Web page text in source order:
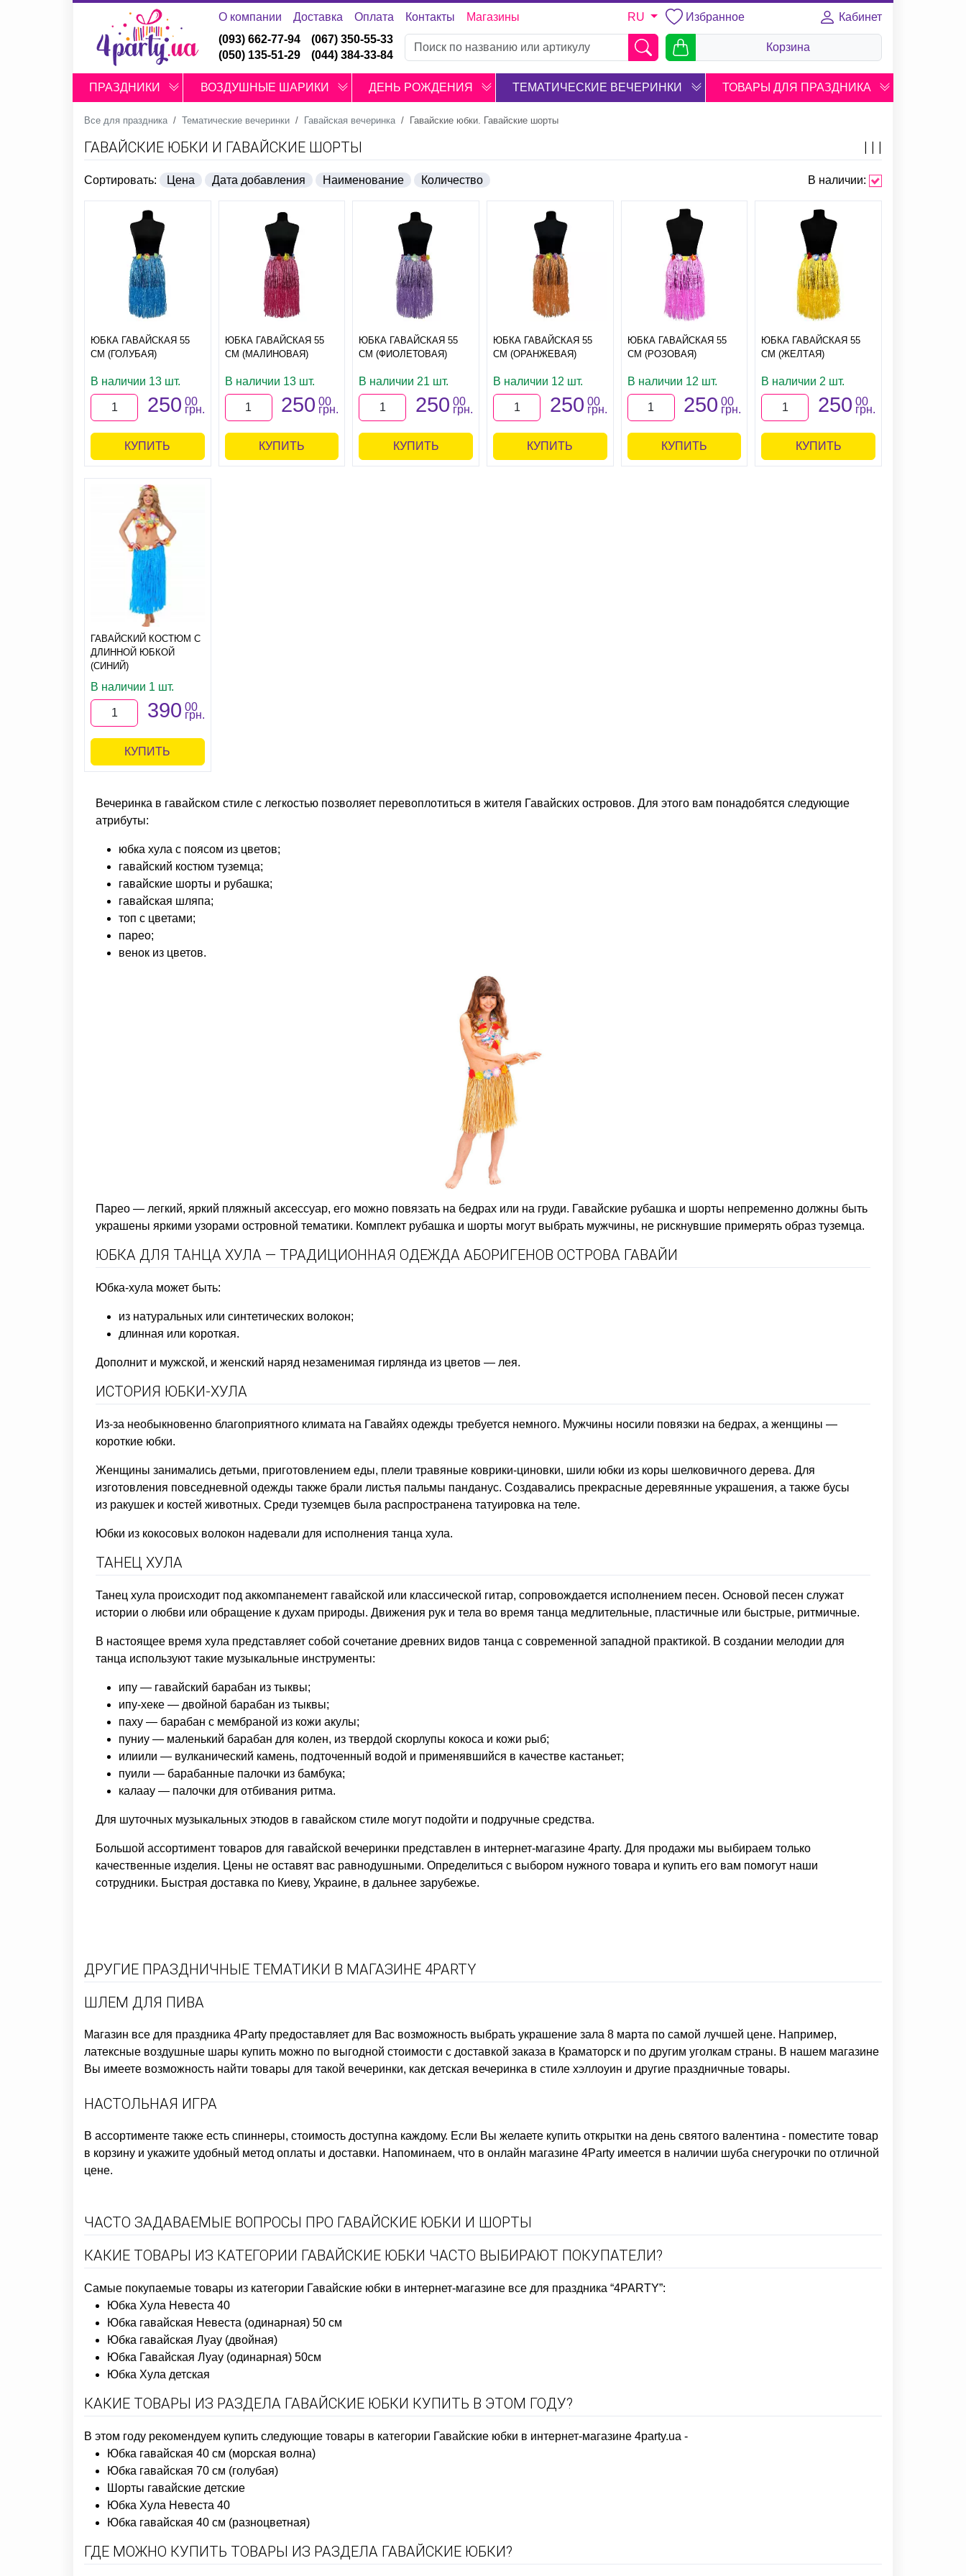
О компании Доставка Оплата Контакты Магазины RU Избранное
Кабинет
(093) 662-77-94
(050) 135-51-29
(067) 350-55-33
(044) 384-33-84
Корзина
ПРАЗДНИКИ ВОЗДУШНЫЕ ШАРИКИ ДЕНЬ РОЖДЕНИЯ ТЕМАТИЧЕСКИЕ ВЕЧЕРИНКИ ТОВАРЫ ДЛЯ ПРАЗДНИКА
Все для праздника Тематические вечеринки Гавайская вечеринка Гавайские юбки. Гавайские шорты
ГАВАЙСКИЕ ЮБКИ И ГАВАЙСКИЕ ШОРТЫ
Сортировать: Цена Дата добавления Наименование Количество В наличии:
ЮБКА ГАВАЙСКАЯ 55
СМ (ГОЛУБАЯ)
В наличии 13 шт.
250 00
грн.
КУПИТЬ
ЮБКА ГАВАЙСКАЯ 55
СМ (МАЛИНОВАЯ)
В наличии 13 шт.
250 00
грн.
КУПИТЬ
ЮБКА ГАВАЙСКАЯ 55
СМ (ФИОЛЕТОВАЯ)
В наличии 21 шт.
250 00
грн.
КУПИТЬ
ЮБКА ГАВАЙСКАЯ 55
СМ (ОРАНЖЕВАЯ)
В наличии 12 шт.
250 00
грн.
КУПИТЬ
ЮБКА ГАВАЙСКАЯ 55
СМ (РОЗОВАЯ)
В наличии 12 шт.
250 00
грн.
КУПИТЬ
ЮБКА ГАВАЙСКАЯ 55
СМ (ЖЕЛТАЯ)
В наличии 2 шт.
250 00
грн.
КУПИТЬ
ГАВАЙСКИЙ КОСТЮМ С
ДЛИННОЙ ЮБКОЙ
(СИНИЙ)
В наличии 1 шт.
390 00
грн.
КУПИТЬ
Вечеринка в гавайском стиле с легкостью позволяет перевоплотиться в жителя Гавайских островов. Для этого вам понадобятся следующие
атрибуты:
юбка хула с поясом из цветов;
гавайский костюм туземца;
гавайские шорты и рубашка;
гавайская шляпа;
топ с цветами;
парео;
венок из цветов.
Парео — легкий, яркий пляжный аксессуар, его можно повязать на бедрах или на груди. Гавайские рубашка и шорты непременно должны быть
украшены яркими узорами островной тематики. Комплект рубашка и шорты могут выбрать мужчины, не рискнувшие примерять образ туземца.
ЮБКА ДЛЯ ТАНЦА ХУЛА — ТРАДИЦИОННАЯ ОДЕЖДА АБОРИГЕНОВ ОСТРОВА ГАВАЙИ
Юбка-хула может быть:
из натуральных или синтетических волокон;
длинная или короткая.
Дополнит и мужской, и женский наряд незаменимая гирлянда из цветов — лея.
ИСТОРИЯ ЮБКИ-ХУЛА
Из-за необыкновенно благоприятного климата на Гавайях одежды требуется немного. Мужчины носили повязки на бедрах, а женщины —
короткие юбки.
Женщины занимались детьми, приготовлением еды, плели травяные коврики-циновки, шили юбки из коры шелковичного дерева. Для
изготовления повседневной одежды также брали листья пальмы панданус. Создавались прекрасные деревянные украшения, а также бусы
из ракушек и костей животных. Среди туземцев была распространена татуировка на теле.
Юбки из кокосовых волокон надевали для исполнения танца хула.
ТАНЕЦ ХУЛА
Танец хула происходит под аккомпанемент гавайской или классической гитар, сопровождается исполнением песен. Основой песен служат
истории о любви или обращение к духам природы. Движения рук и тела во время танца медлительные, пластичные или быстрые, ритмичные.
В настоящее время хула представляет собой сочетание древних видов танца с современной западной практикой. В создании мелодии для
танца используют такие музыкальные инструменты:
ипу — гавайский барабан из тыквы;
ипу-хеке — двойной барабан из тыквы;
паху — барабан с мембраной из кожи акулы;
пуниу — маленький барабан для колен, из твердой скорлупы кокоса и кожи рыб;
илиили — вулканический камень, подточенный водой и применявшийся в качестве кастаньет;
пуили — барабанные палочки из бамбука;
калаау — палочки для отбивания ритма.
Для шуточных музыкальных этюдов в гавайском стиле могут подойти и подручные средства.
Большой ассортимент товаров для гавайской вечеринки представлен в интернет-магазине 4party. Для продажи мы выбираем только
качественные изделия. Цены не оставят вас равнодушными. Определиться с выбором нужного товара и купить его вам помогут наши
сотрудники. Быстрая доставка по Киеву, Украине, в дальнее зарубежье.
ДРУГИЕ ПРАЗДНИЧНЫЕ ТЕМАТИКИ В МАГАЗИНЕ 4PARTY
ШЛЕМ ДЛЯ ПИВА
Магазин все для праздника 4Party предоставляет для Вас возможность выбрать украшение зала 8 марта по самой лучшей цене. Например,
латексные воздушные шары купить можно по выгодной стоимости с доставкой заказа в Краматорск и по другим уголкам страны. В нашем магазине
Вы имеете возможность найти товары для такой вечеринки, как детская вечеринка в стиле хэллоуин и другие праздничные товары.
НАСТОЛЬНАЯ ИГРА
В ассортименте также есть спиннеры, стоимость доступна каждому. Если Вы желаете купить открытки на день святого валентина - поместите товар
в корзину и укажите удобный метод оплаты и доставки. Напоминаем, что в онлайн магазине 4Party имеется в наличии шуба снегурочки по отличной
цене.
ЧАСТО ЗАДАВАЕМЫЕ ВОПРОСЫ ПРО ГАВАЙСКИЕ ЮБКИ И ШОРТЫ
КАКИЕ ТОВАРЫ ИЗ КАТЕГОРИИ ГАВАЙСКИЕ ЮБКИ ЧАСТО ВЫБИРАЮТ ПОКУПАТЕЛИ?
Самые покупаемые товары из категории Гавайские юбки в интернет-магазине все для праздника “4PARTY”:
Юбка Хула Невеста 40
Юбка гавайская Невеста (одинарная) 50 см
Юбка гавайская Луау (двойная)
Юбка Гавайская Луау (одинарная) 50см
Юбка Хула детская
КАКИЕ ТОВАРЫ ИЗ РАЗДЕЛА ГАВАЙСКИЕ ЮБКИ КУПИТЬ В ЭТОМ ГОДУ?
В этом году рекомендуем купить следующие товары в категории Гавайские юбки в интернет-магазине 4party.ua -
Юбка гавайская 40 см (морская волна)
Юбка гавайская 70 см (голубая)
Шорты гавайские детские
Юбка Хула Невеста 40
Юбка гавайская 40 см (разноцветная)
ГДЕ МОЖНО КУПИТЬ ТОВАРЫ ИЗ РАЗДЕЛА ГАВАЙСКИЕ ЮБКИ?